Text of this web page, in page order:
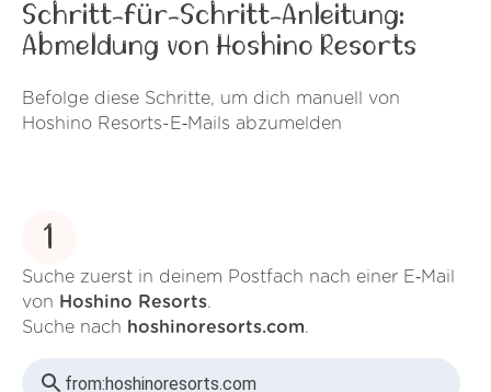
Schritt-für-Schritt-Anleitung:
Abmeldung von Hoshino Resorts
Befolge diese Schritte, um dich manuell von
Hoshino Resorts-E‑Mails abzumelden
1
Suche zuerst in deinem Postfach nach einer E‑Mail
von Hoshino Resorts.
Suche nach hoshinoresorts.com.
from:hoshinoresorts.com